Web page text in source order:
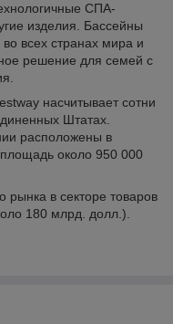
СПА-
изделия. Бассейны
всех странах мира и
решение для семей с
насчитывает сотни
Штатах.
расположены в
около 950 000
рынка в секторе товаров
180 млрд. долл.).